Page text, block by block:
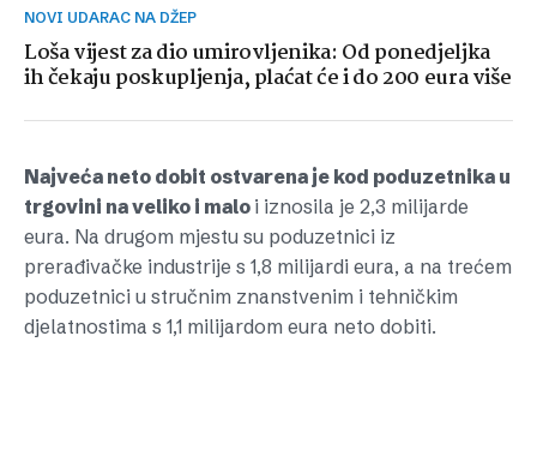
NOVI UDARAC NA DŽEP
Loša vijest za dio umirovljenika: Od ponedjeljka
ih čekaju poskupljenja, plaćat će i do 200 eura više
Najveća neto dobit ostvarena je kod poduzetnika u
trgovini na veliko i malo i iznosila je 2,3 milijarde
eura. Na drugom mjestu su poduzetnici iz
prerađivačke industrije s 1,8 milijardi eura, a na trećem
poduzetnici u stručnim znanstvenim i tehničkim
djelatnostima s 1,1 milijardom eura neto dobiti.